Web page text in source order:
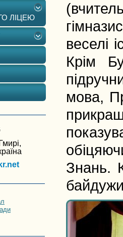
ЛІЦЕЮ
веселі
Крім
мова,
Знань.